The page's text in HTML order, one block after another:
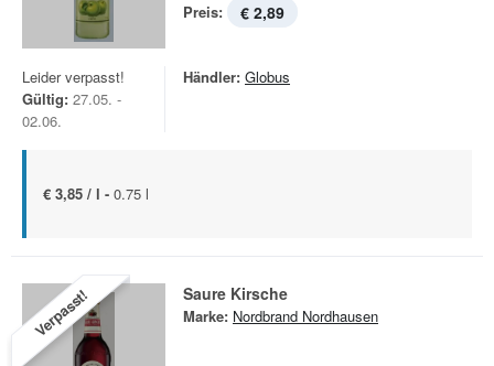
Preis: € 2,89
Leider verpasst!
Gültig: 27.05. -
02.06.
Händler: Globus
€ 3,85 / l - 0.75 l
Verpasst! Saure Kirsche
Marke: Nordbrand Nordhausen